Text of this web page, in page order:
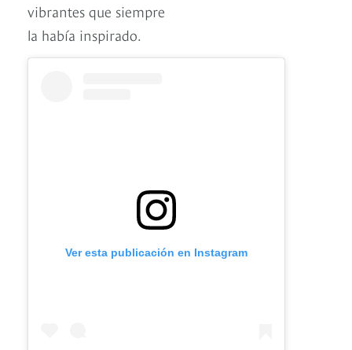
vibrantes que siempre
la había inspirado.
Ver esta publicación en Instagram